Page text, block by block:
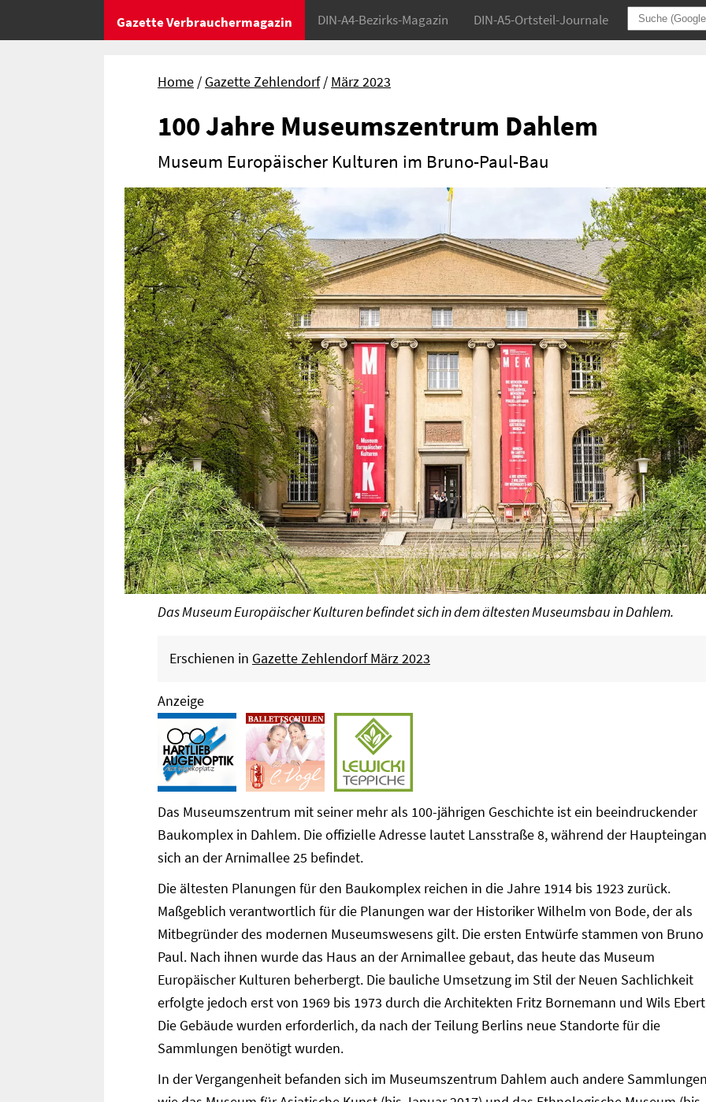
Gazette Verbrauchermagazin DIN-A4-Bezirks-Magazin DIN-A5-Ortsteil-Journale
Home Gazette Zehlendorf März 2023
100 Jahre Museumszentrum Dahlem
Museum Europäischer Kulturen im Bruno-Paul-Bau
Das Museum Europäischer Kulturen befindet sich in dem ältesten Museumsbau in Dahlem.
Erschienen in Gazette Zehlendorf März 2023
Anzeige
Das Museumszentrum mit seiner mehr als 100-jährigen Geschichte ist ein beeindruckender
Baukomplex in Dahlem. Die offizielle Adresse lautet Lansstraße 8, während der
sich an der Arnimallee 25 befindet.
Die ältesten Planungen für den Baukomplex reichen in die Jahre 1914 bis 1923 zurück.
Maßgeblich verantwortlich für die Planungen war der Historiker Wilhelm von Bode, der als
Mitbegründer des modernen Museumswesens gilt. Die ersten Entwürfe stammen von Bruno
Paul. Nach ihnen wurde das Haus an der Arnimallee gebaut, das heute das Museum
Europäischer Kulturen beherbergt. Die bauliche Umsetzung im Stil der Neuen Sachlichkeit
erfolgte jedoch erst von 1969 bis 1973 durch die Architekten Fritz Bornemann und Wils
Die Gebäude wurden erforderlich, da nach der Teilung Berlins neue Standorte für die
Sammlungen benötigt wurden.
In der Vergangenheit befanden sich im Museumszentrum Dahlem auch andere